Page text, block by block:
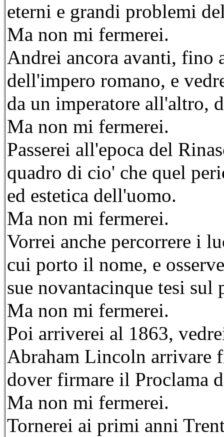
eterni e grandi problemi
Ma non mi fermerei.
Andrei ancora avanti, fino
dell'impero romano, e
da un imperatore all'altro,
Ma non mi fermerei.
Passerei all'epoca del
quadro di cio' che quel
ed estetica dell'uomo.
Ma non mi fermerei.
Vorrei anche percorrere i
cui porto il nome, e
sue novantacinque tesi
Ma non mi fermerei.
Poi arriverei al 1863,
Abraham Lincoln arrivare
dover firmare il Proclama
Ma non mi fermerei.
Tornerei ai primi anni